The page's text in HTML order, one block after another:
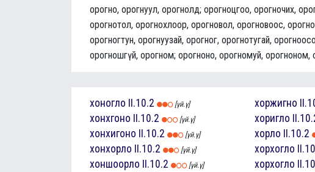
орогно, орогнуул, орогнолд; орогноцгоо, орогночих,
орогнотол, орогнохлоор, орогновол, орогновоос,
орогногтун, орогнуузай, орогног, орогнотугай,
орогношгүй, орогном; орогноно, орогномуй,
хоногло II.10.2 [үй.ү]
хонхгоно II.10.2 [үй.ү]
хонхигоно II.10.2 [үй.ү]
хонхорло II.10.2 [үй.ү]
хоншоорло II.10.2 [үй.ү]
хоржигно
хоригло
хорло II.10.2
хорхогло
хорхогло